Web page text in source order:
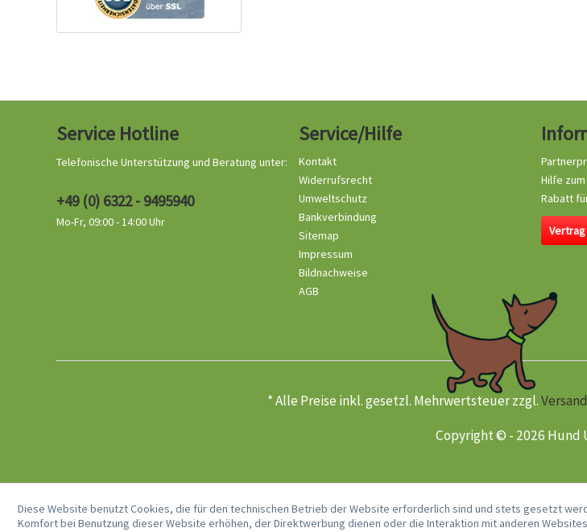
Service Hotline
Telefonische Unterstützung und Beratung unter:
+49 (0) 6322 - 9495940
Mo-Fr, 09:00 - 14:00 Uhr
Service/Hilfe
Kontakt
Widerrufsrecht
Umweltschutz
Bankverbindung
Sitemap
Impressum
Bildnachweise
AGB
Hilfe
Rabatt
* Alle Preise inkl. gesetzl. Mehrwertsteuer zzgl.
Copyright © - 2026 Hund
Diese Website benutzt Cookies, die für den technischen Betrieb der Website erforderlich sind und stets gesetzt
Komfort bei Benutzung dieser Website erhöhen, der Direktwerbung dienen oder die Interaktion mit anderen